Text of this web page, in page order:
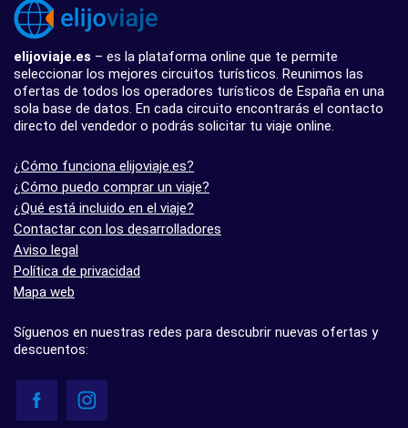
elijoviaje.es – es la plataforma online que te permite
seleccionar los mejores circuitos turísticos. Reunimos las
ofertas de todos los operadores turísticos de España en una
sola base de datos. En cada circuito encontrarás el contacto
directo del vendedor o podrás solicitar tu viaje online.
¿Cómo funciona elijoviaje.es?
¿Cómo puedo comprar un viaje?
¿Qué está incluido en el viaje?
Contactar con los desarrolladores
Aviso legal
Política de privacidad
Mapa web
Síguenos en nuestras redes para descubrir nuevas ofertas y
descuentos: